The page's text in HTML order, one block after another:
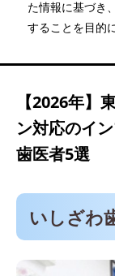
いしざ
おざわ
江古田
北園
さくま
た情報に基づき、
することを目的
【2026年】
ン対応のイ
歯医者5選
いしざわ